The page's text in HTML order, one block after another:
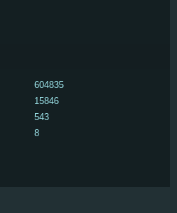
8
604835
15846
543